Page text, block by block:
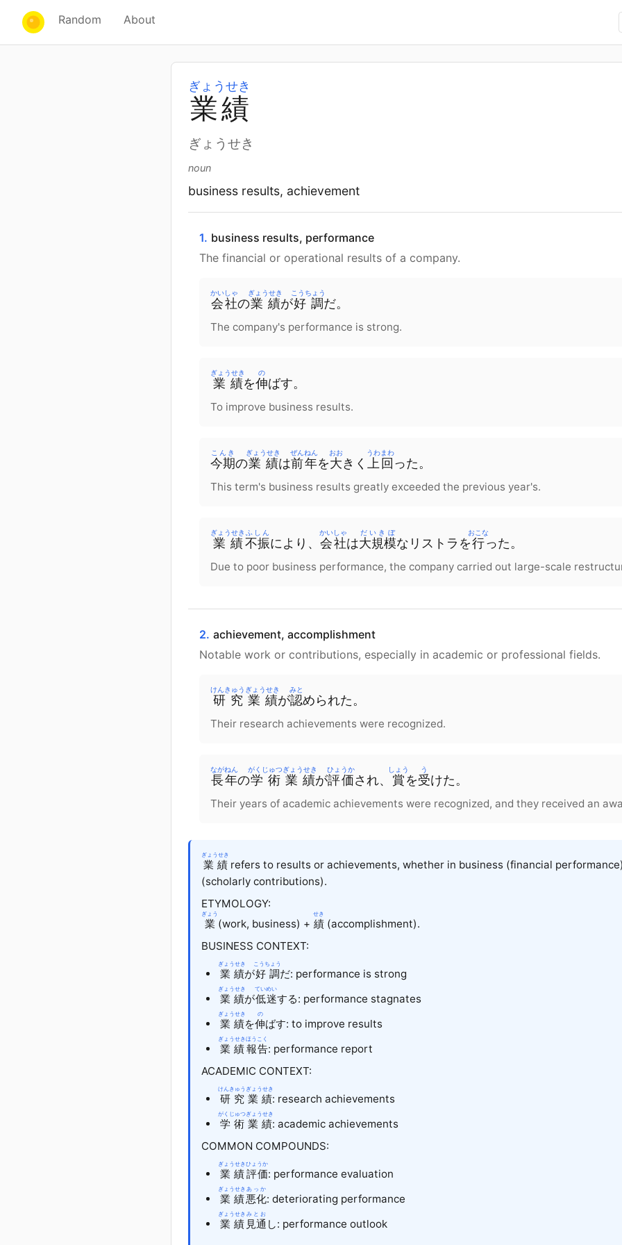
Random About
業績
ぎょうせき
ぎょうせき
noun
business results, achievement
1. business results, performance
The financial or operational results of a company.
会社
かいしゃ
の業績
ぎょうせき
が好調
こうちょう
だ。
The company's performance is strong.
業績
ぎょうせき
を伸
の
ばす。
To improve business results.
今期
こんき
の業績
ぎょうせき
は前年
ぜんねん
を大
おお
きく 上回
うわまわ
った。
This term's business results greatly exceeded the previous year's.
業績
ぎょうせき
不振
ふしん
により 、 会社
かいしゃ
は大規模
だいきぼ
な リストラ を行
おこな
った。
Due to poor business performance, the company carried out large-scale
2. achievement, accomplishment
Notable work or contributions, especially in academic or professional fields.
研究
けんきゅう
業績
ぎょうせき
が認
みと
められた。
Their research achievements were recognized.
長年
ながねん
の学術
がくじゅつ
業績
ぎょうせき
が評価
ひょうか
され、 賞
しょう
を受
う
けた。
Their years of academic achievements were recognized, and they received an
業績
ぎょうせき
refers to results or achievements, whether in business (financial
(scholarly contributions).
ETYMOLOGY:
業
ぎょう
(work, business) + 績
せき
(accomplishment).
BUSINESS CONTEXT:
業績
ぎょうせき
が好調
こうちょう
だ: performance is strong
業績
ぎょうせき
が低迷
ていめい
する: performance stagnates
業績
ぎょうせき
を伸
の
ばす: to improve results
業績
ぎょうせき
報告
ほうこく
: performance report
ACADEMIC CONTEXT:
研究
けんきゅう
業績
ぎょうせき
: research achievements
学術
がくじゅつ
業績
ぎょうせき
: academic achievements
COMMON COMPOUNDS:
業績
ぎょうせき
評価
ひょうか
: performance evaluation
業績
ぎょうせき
悪化
あっか
: deteriorating performance
業績
ぎょうせき
見通
みとお
し: performance outlook